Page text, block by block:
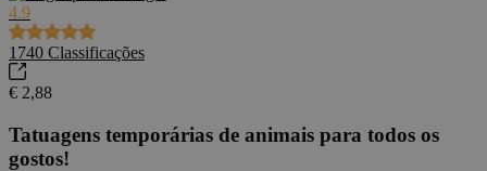
4.9
1740 Classificações
€ 2,88
Tatuagens temporárias de animais para todos os
gostos!